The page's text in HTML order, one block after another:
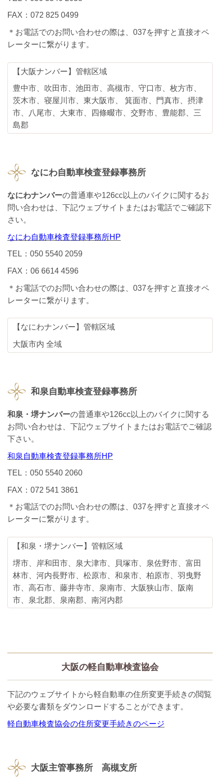
FAX：072 825 0499
＊お電話でのお問い合わせの際は、037を押すと直接オペ
レーターに繋がります。
【大阪ナンバー】管轄区域
豊中市、吹田市、池田市、高槻市、守口市、枚方市、
茨木市、寝屋川市、東大阪市、 箕面市、門真市、摂津
市、八尾市、大東市、四條畷市、交野市、豊能郡、三
島郡
なにわ自動車検査登録事務所
なにわナンバーの普通車や126cc以上のバイクに関するお
問い合わせは、下記ウェブサイトまたはお電話でご確認下
さい。
なにわ自動車検査登録事務所HP
TEL：050 5540 2059
FAX：06 6614 4596
＊お電話でのお問い合わせの際は、037を押すと直接オペ
レーターに繋がります。
【なにわナンバー】管轄区域
大阪市内 全域
和泉自動車検査登録事務所
和泉・堺ナンバーの普通車や126cc以上のバイクに関する
お問い合わせは、下記ウェブサイトまたはお電話でご確認
下さい。
和泉自動車検査登録事務所HP
TEL：050 5540 2060
FAX：072 541 3861
＊お電話でのお問い合わせの際は、037を押すと直接オペ
レーターに繋がります。
【和泉・堺ナンバー】管轄区域
堺市、岸和田市、泉大津市、貝塚市、泉佐野市、富田
林市、河内長野市、松原市、和泉市、柏原市、羽曳野
市、高石市、藤井寺市、泉南市、大阪狭山市、阪南
市、泉北郡、泉南郡、南河内郡
大阪の軽自動車検査協会
下記のウェブサイトから軽自動車の住所変更手続きの閲覧
や必要な書類をダウンロードすることができます。
軽自動車検査協会の住所変更手続きのページ
大阪主管事務所 高槻支所